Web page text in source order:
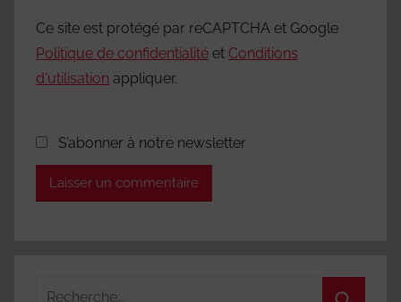
Ce site est protégé par reCAPTCHA et Google
Politique de confidentialité et Conditions
d'utilisation appliquer.
S’abonner à notre newsletter
Recherche